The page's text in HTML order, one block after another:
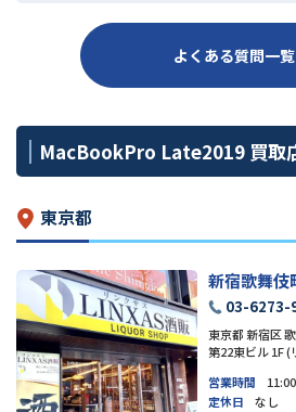
よくある質問一覧
MacBookPro Late2019 買取
東京都
新宿歌舞伎
03-6273-
東京都 新宿区
第22東ビル 1F
営業時間
定休日
なし